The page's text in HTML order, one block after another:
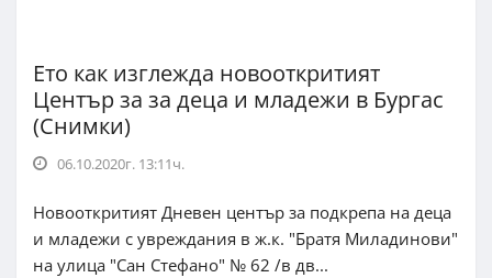
Ето как изглежда новооткритият
Център за за деца и младежи в Бургас
(Снимки)
06.10.2020г. 13:11ч.
Новооткритият Дневен център за подкрепа на деца
и младежи с увреждания в ж.к. "Братя Миладинови"
на улица "Сан Стефано" № 62 /в дв...